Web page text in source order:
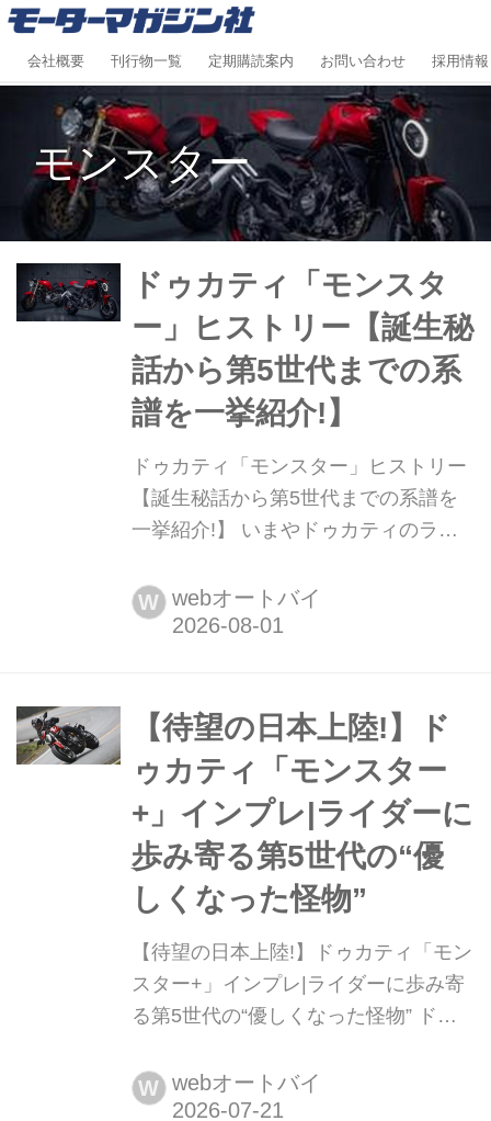
会社概要 刊行物一覧 定期購読案内 お問い合わせ 採用情報
モンスター
ドゥカティ「モンスタ
ー」ヒストリー【誕生秘
話から第5世代までの系
譜を一挙紹介!】
ドゥカティ「モンスター」ヒストリー
【誕生秘話から第5世代までの系譜を
一挙紹介!】 いまやドゥカティのライ
誇るシリーズが「モンスター」。ハイ
パフォーマンスを構えずに楽しめるス
2026年に登場した最新モデルで5代目
となるが、初代の誕生はなんと1993
年。既に30...
W webオートバイ
【待望の日本上陸!】ド
ゥカティ「モンスター
+」インプレ|ライダーに
歩み寄る第5世代の“優
しくなった怪物”
【待望の日本上陸!】ドゥカティ「モン
スター+」インプレ|ライダーに歩み寄
る第5世代の“優しくなった怪物” ドゥ
がモンスター。1992年の初代が登場し
てから5代目となる新型は、新開発の
W webオートバイ